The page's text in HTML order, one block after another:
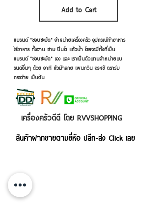
Add to Cart
แบรนด์ "ชอบชะมัด" จำหน่ายเครื่องครัว อุปกรณ์ทำอาหาร
ใส่อาหาร ทั้งจาน ชาม ปิ่นโต แก้วน้ำ โดยจะมีทั้งที่เป็น
แบรนด์ "ชอบชะมัด" เอง และ เราเป็นตัวแทนจำหน่ายแบ
รนด์อื่นๆ ด้วย อาทิ หัวม้าลาย เพนกวิน จระเข้ ตราร่ม
กระต่าย เป็นต้น
เครื่องครัวดีดี โดย RVVSHOPPING
สินค้าฝากขายตามยี่ห้อ ปลีก-ส่ง Click เลย